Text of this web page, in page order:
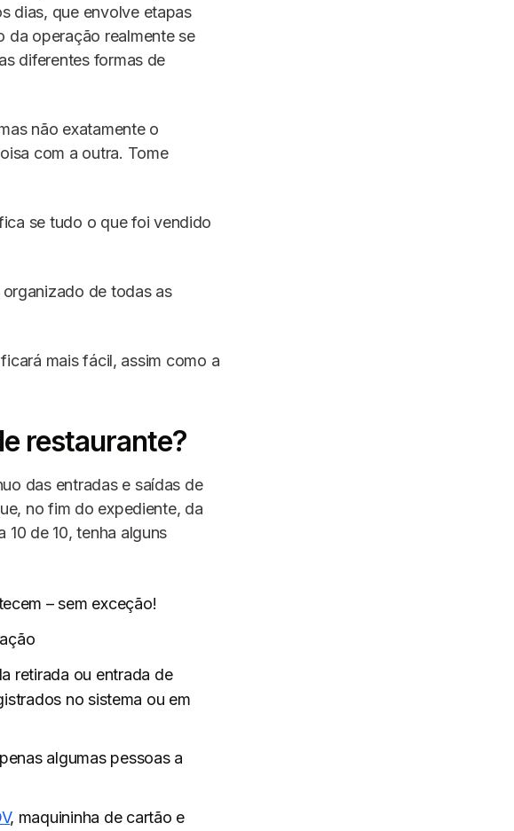
dias, que envolve etapas
da operação realmente se
diferentes formas de
não exatamente o
com a outra. Tome
se tudo o que foi vendido
de todas as
mais fácil, assim como a
restaurante?
das entradas e saídas de
no fim do expediente, da
de 10, tenha alguns
– sem exceção!
retirada ou entrada de
no sistema ou em
algumas pessoas a
, maquininha de cartão e